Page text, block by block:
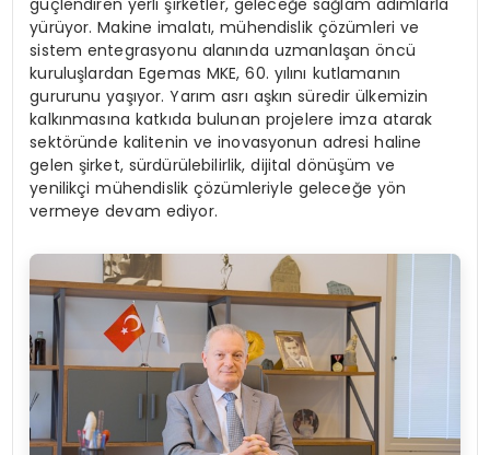
yürüyor. Makine imalatı, mühendislik çözümleri ve
sistem entegrasyonu alanında uzmanlaşan öncü
kuruluşlardan Egemas MKE, 60. yılını kutlamanın
gururunu yaşıyor. Yarım asrı aşkın süredir ülkemizin
kalkınmasına katkıda bulunan projelere imza atarak
sektöründe kalitenin ve inovasyonun adresi haline
gelen şirket, sürdürülebilirlik, dijital dönüşüm ve
yenilikçi mühendislik çözümleriyle geleceğe yön
vermeye devam ediyor.